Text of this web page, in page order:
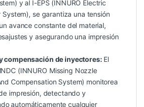
y al I-EPS (INNURO Electric
System), se garantiza una tensión
avance constante del material,
y asegurando una impresión
compensación de inyectores:El
(INNURO Missing Nozzle
Compensation System) monitorea
impresión, detectando y
automáticamente cualquier